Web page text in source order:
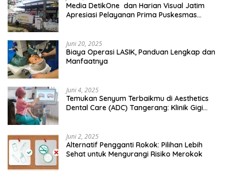
Media DetikOne dan Harian Visual Jatim
Apresiasi Pelayanan Prima Puskesmas
Juni 20, 2025
Biaya Operasi LASIK, Panduan Lengkap dan
Manfaatnya
Juni 4, 2025
Temukan Senyum Terbaikmu di Aesthetics
Dental Care (ADC) Tangerang: Klinik Gigi
Juni 2, 2025
Alternatif Pengganti Rokok: Pilihan Lebih
Sehat untuk Mengurangi Risiko Merokok